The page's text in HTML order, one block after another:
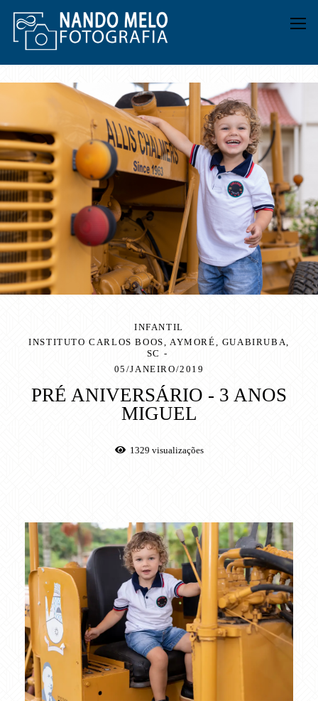
INFANTIL
INSTITUTO CARLOS BOOS, AYMORÉ, GUABIRUBA,
SC
05/JANEIRO/2019
PRÉ ANIVERSÁRIO - 3 ANOS
MIGUEL
1329 visualizações